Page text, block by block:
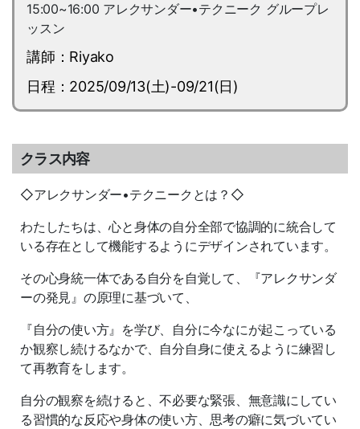
15:00~16:00 アレクサンダー•テクニーク グループレ
ッスン
講師：Riyako
日程：2025/09/13(土)-09/21(日)
クラス内容
◇アレクサンダー•テクニークとは？◇
わたしたちは、心と身体の自分全部で協調的に統合して
いる存在として機能するようにデザインされています。
その心身統一体である自分を自覚して、『アレクサンダ
ーの発見』の原理に基づいて、
『自分の使い方』を学び、自分に今なにが起こっている
か観察し続けるなかで、自分自身に使えるように練習し
て再教育をします。
自分の観察を続けると、不必要な緊張、無意識にしてい
る習慣的な反応や身体の使い方、思考の癖に気づいてい